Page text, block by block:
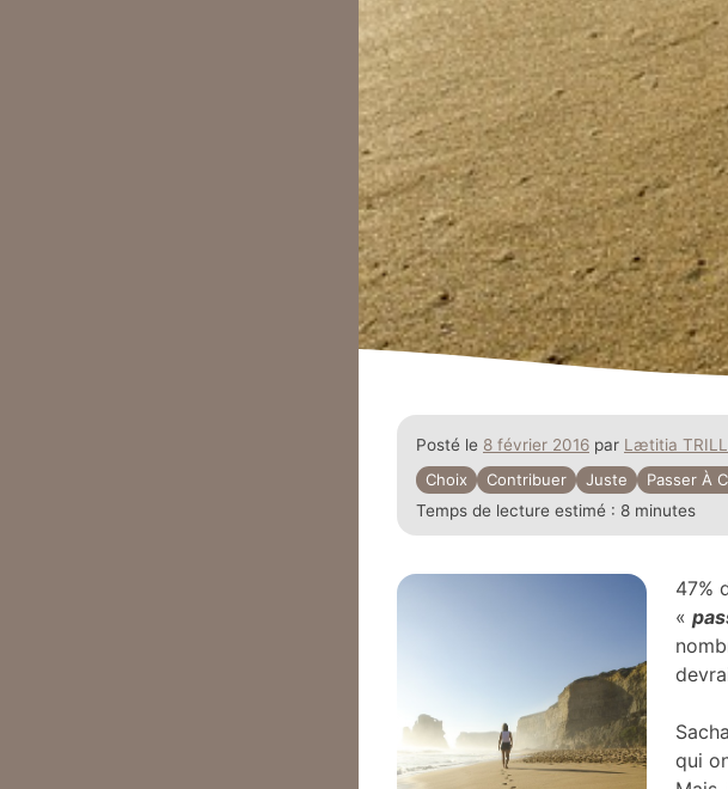
Posté le 8 février 2016 par Lætitia
Choix
Contribuer Juste Passer À
Temps de lecture estimé : 8 minutes
47%
«
qui